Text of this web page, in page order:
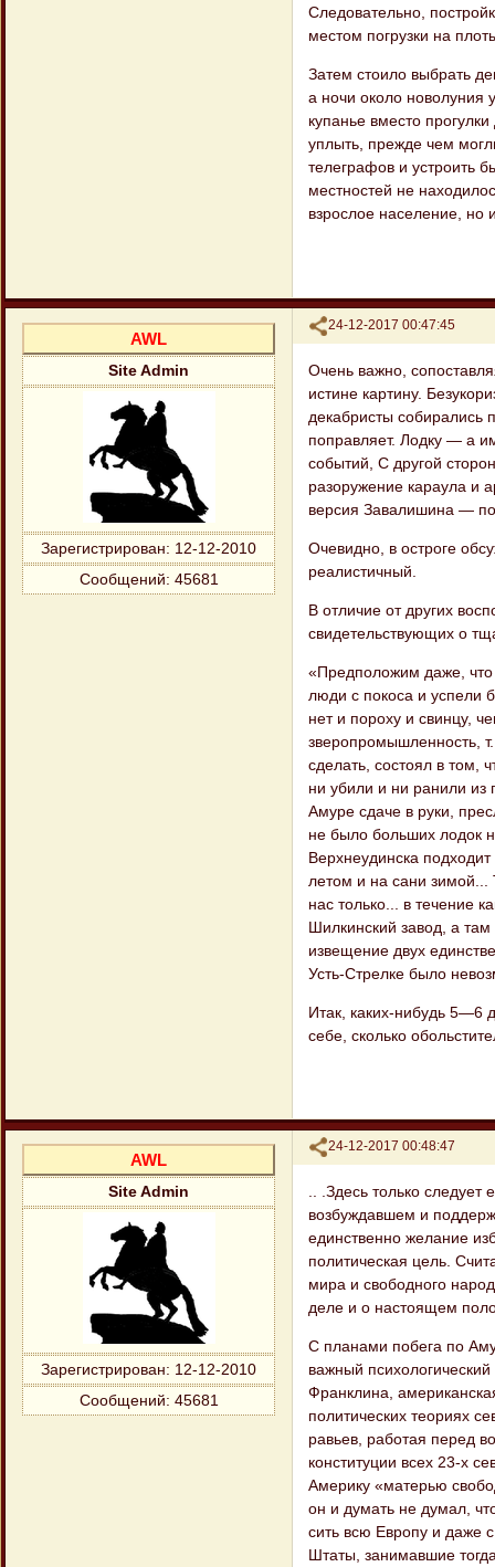
Следовательно,
местом погруз​ки на
Затем стоило выбрать
а ночи около новолуния
купанье вместо
уплыть, прежде чем
телеграфов и устроить
местностей не
взрослое население, но
Поделиться
24-12-2017 00:47:45
AWL
Site Admin
Зарегистрирован: 12-12-2010
Сообщений: 45681
Очень важно,
истине картину.
декабристы собирались
поправляет. Лодку — а
событий, С другой
разоружение карау​ла и
версия Завалишина —
Очевидно, в остроге
реалистичный.
В отличие от других
свидетельствующих о
«Предположим даже, что
люди с покоса и успели
нет и пороху и свинцу,
зверопромышленность,
сделать, со​стоял в том,
ни убили и ни ранили из
Амуре сдаче в руки,
не было больших лодок
Верхнеудинска
летом и на сани зи​мой...
нас только... в течение
Шилкинский завод, а
извещение двух
Усть-Стрелке было
Итак, каких-нибудь 5—6
себе, сколько
Поделиться
24-12-2017 00:48:47
AWL
Site Admin
Зарегистрирован: 12-12-2010
Сообщений: 45681
.. .Здесь только
возбуждавшем и
единственно желание
политическая цель.
мира и свобод​ного
деле и о настоящем
С планами побега по
важный
Франклина,
политических теориях
равьев, работая перед
конституции всех 23-х
Америку «матерью
он и думать не думал,
сить всю Европу и даже
Штаты, зани​мавшие